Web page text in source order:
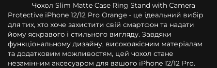
Чохол Slim Matte Case Ring Stand with Camera
Protective iPhone 12/12 Pro Orange - це ідеальний вибір
для тих, хто хоче захистити свій смартфон та надати
йому яскравого і стильного вигляду. Завдяки
функціональному дизайну, високоякісним матеріалам
та додатковим можливостям, цей чохол стане
незамінним аксесуаром для вашого iPhone 12/12 Pro.